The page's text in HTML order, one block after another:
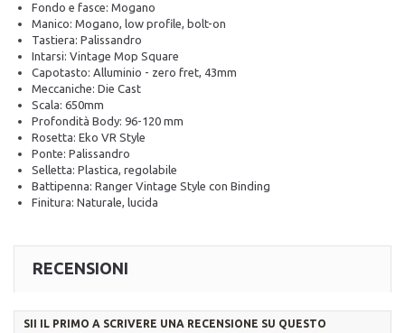
Fondo e fasce: Mogano
Manico: Mogano, low profile, bolt-on
Tastiera: Palissandro
Intarsi: Vintage Mop Square
Capotasto: Alluminio - zero fret, 43mm
Meccaniche: Die Cast
Scala: 650mm
Profondità Body: 96-120 mm
Rosetta: Eko VR Style
Ponte: Palissandro
Selletta: Plastica, regolabile
Battipenna: Ranger Vintage Style con Binding
Finitura: Naturale, lucida
RECENSIONI
SII IL PRIMO A SCRIVERE UNA RECENSIONE SU QUESTO